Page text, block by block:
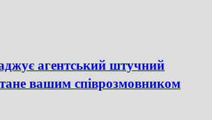
агентський штучний
вашим співрозмовником